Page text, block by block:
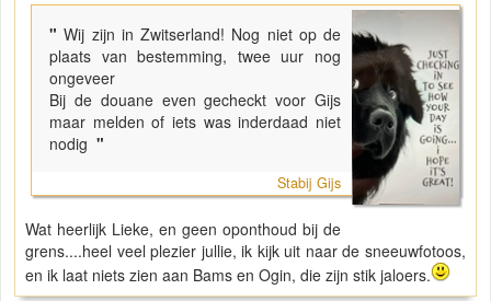
"Wij zijn in Zwitserland! Nog niet op de
plaats van bestemming, twee uur nog
ongeveer
Bij de douane even gecheckt voor Gijs
maar melden of iets was inderdaad niet
nodig "
Stabij Gijs
Wat heerlijk Lieke, en geen oponthoud bij de
grens....heel veel plezier jullie, ik kijk uit naar de sneeuwfotoos,
en ik laat niets zien aan Bams en Ogin, die zijn stik jaloers.